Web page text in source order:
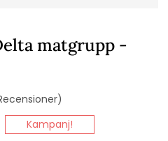
matgrupp -
Kampanj!